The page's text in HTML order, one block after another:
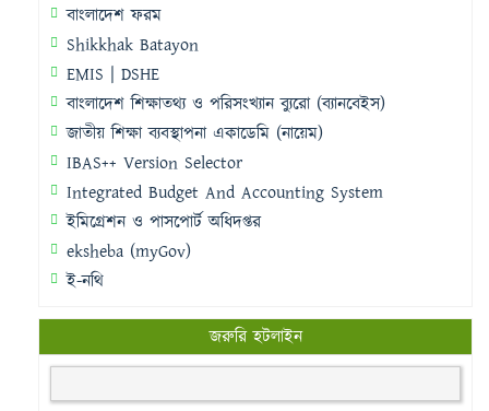
বাংলাদেশ ফরম
Shikkhak Batayon
EMIS | DSHE
বাংলাদেশ শিক্ষাতথ্য ও পরিসংখ্যান ব্যুরো (ব্যানবেইস)
জাতীয় শিক্ষা ব্যবস্থাপনা একাডেমি (নায়েম)
IBAS++ Version Selector
Integrated Budget And Accounting System
ইমিগ্রেশন ও পাসপোর্ট অধিদপ্তর
eksheba (myGov)
ই-নথি
জরুরি হটলাইন